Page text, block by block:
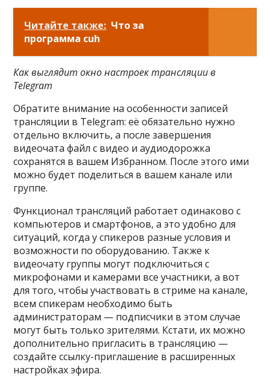
Читайте также: Что за
программа cuh
Как выглядит окно настроек трансляции в
Telegram
Обратите внимание на особенности записей
трансляции в Telegram: её обязательно нужно
отдельно включить, а после завершения
видеочата файл с видео и аудиодорожка
сохранятся в вашем Избранном. После этого ими
можно будет поделиться в вашем канале или
группе.
Функционал трансляций работает одинаково с
компьютеров и смартфонов, а это удобно для
ситуаций, когда у спикеров разные условия и
возможности по оборудованию. Также к
видеочату группы могут подключиться с
микрофонами и камерами все участники, а вот
для того, чтобы участвовать в стриме на канале,
всем спикерам необходимо быть
администраторам — подписчики в этом случае
могут быть только зрителями. Кстати, их можно
дополнительно пригласить в трансляцию —
создайте ссылку-приглашение в расширенных
настройках эфира.